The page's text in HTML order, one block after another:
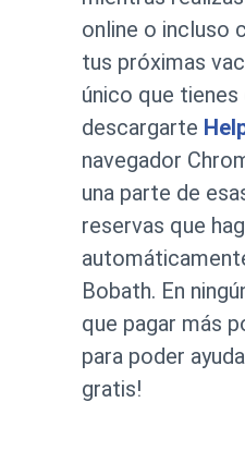
online o incluso
tus próximas
único que tienes
descargarte
navegador
una parte de
reservas que
Bobath. En
que pagar más
para poder
gratis!